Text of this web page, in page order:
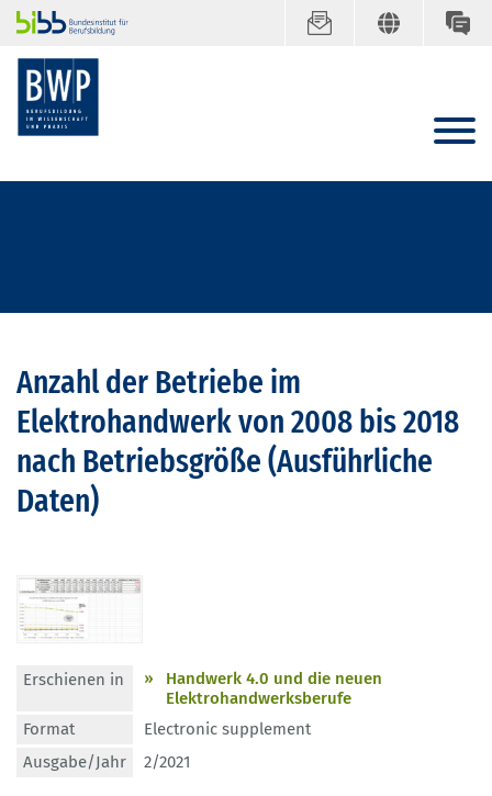
Anzahl der Betriebe im
Elektrohandwerk von 2008 bis 2018
nach Betriebsgröße (Ausführliche
Daten)
Erschienen in
Handwerk 4.0 und die neuen
Elektrohandwerksberufe
Format
Electronic supplement
Ausgabe/Jahr
2/2021